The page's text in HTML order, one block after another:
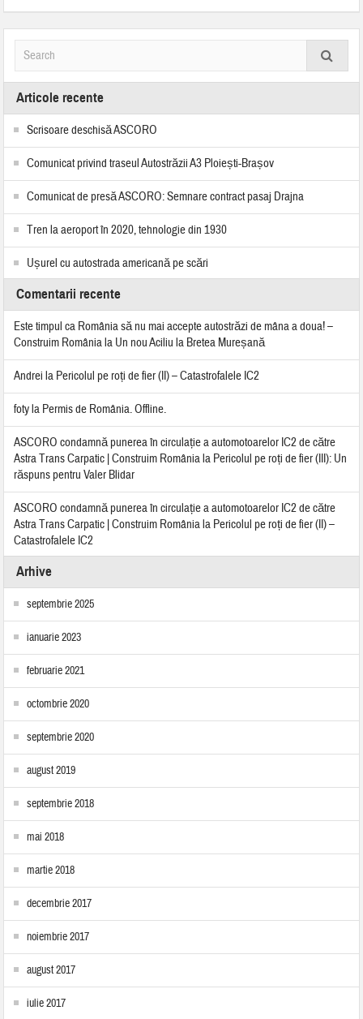
Articole recente
Scrisoare deschisă ASCORO
Comunicat privind traseul Autostrăzii A3 Ploiești-Brașov
Comunicat de presă ASCORO: Semnare contract pasaj Drajna
Tren la aeroport în 2020, tehnologie din 1930
Ușurel cu autostrada americană pe scări
Comentarii recente
Este timpul ca România să nu mai accepte autostrăzi de mâna a doua! –
Construim Româniala Un nou Aciliu la Bretea Mureșană
Andrei la Pericolul pe roți de fier (II) – Catastrofalele IC2
fotyla Permis de România. Offline.
ASCORO condamnă punerea în circulație a automotoarelor IC2 de către
Astra Trans Carpatic | Construim Româniala Pericolul pe roți de fier (III): Un
răspuns pentru Valer Blidar
ASCORO condamnă punerea în circulație a automotoarelor IC2 de către
Astra Trans Carpatic | Construim Româniala Pericolul pe roți de fier (II) –
Catastrofalele IC2
Arhive
septembrie 2025
ianuarie 2023
februarie 2021
octombrie 2020
septembrie 2020
august 2019
septembrie 2018
mai 2018
martie 2018
decembrie 2017
noiembrie 2017
august 2017
iulie 2017